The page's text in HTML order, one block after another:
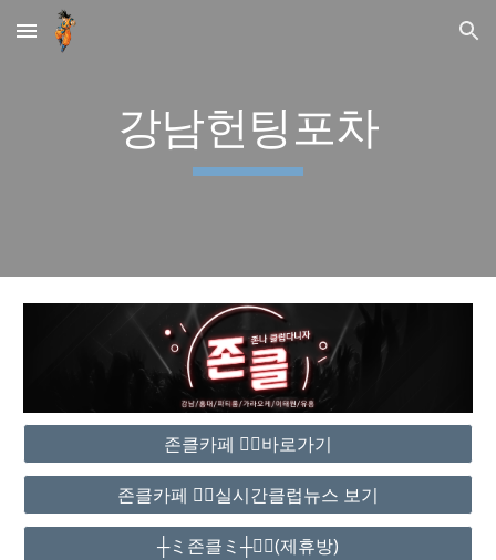
Skip to main content Skip to navigation
강남헌팅포차
존클카페 ❤️‍🔥바로가기
존클카페 ❤️‍🔥실시간클럽뉴스 보기
┼ミ존클ミ┼❤️‍🔥(제휴방)